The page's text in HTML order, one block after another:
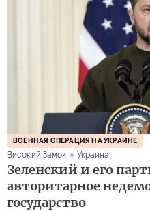
ВОЕННАЯ ОПЕРАЦИЯ НА УКРАИНЕ
Високий Замок Украина
Зеленский и его
авторитарное
государство